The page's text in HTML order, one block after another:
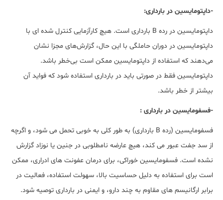
-داپتومایسین در بارداری:
داپتومایسین در رده B بارداری است. هیچ کارآزمایی کنترل شده ای با
داپتومایسین در دوران حاملگی با این حال، گزارش‌های مجزا نشان
می‌دهند که استفاده از داپتومایسین ممکن است بی‌خطر باشد.
داپتومایسین فقط در صورتی باید در بارداری استفاده شود که فواید آن
بیشتر از خطر باشد.
-فسفومایسین در بارداری :
فسفومایسین (رده B بارداری) به طور کلی به خوبی تحمل می شود، و اگرچه
از سد جفت عبور می کند، هیچ عارضه نامطلوبی در جنین یا نوزاد گزارش
نشده است. فسفومایسین خوراکی، برای درمان عفونت های ادراری، ممکن
است برای استفاده به دلیل حساسیت بالا، سهولت استفاده، فعالیت در
برابر ارگانیسم های مقاوم به چند دارو، و ایمنی در بارداری توصیه شود.